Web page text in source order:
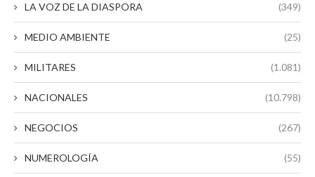
LA VOZ DE LA DIASPORA (349)
MEDIO AMBIENTE (25)
MILITARES (1.081)
NACIONALES (10.798)
NEGOCIOS (267)
NUMEROLOGÍA (55)